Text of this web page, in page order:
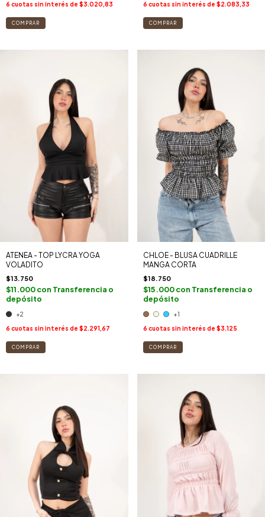
6 cuotas sin interés de $3.020,83
COMPRAR
6 cuotas sin interés de $2.083,33
COMPRAR
ATENEA - TOP LYCRA YOGA
VOLADITO
$13.750
$11.000con Transferencia o
depósito
+2
6 cuotas sin interés de $2.291,67
COMPRAR
CHLOE - BLUSA CUADRILLE
MANGA CORTA
$18.750
$15.000con Transferencia o
depósito
+1
6 cuotas sin interés de $3.125
COMPRAR